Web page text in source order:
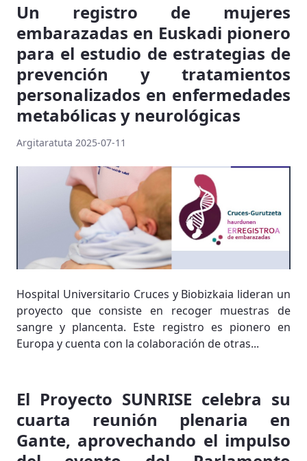
Un registro de mujeres
embarazadas en Euskadi pionero
para el estudio de estrategias de
prevención y tratamientos
personalizados en enfermedades
metabólicas y neurológicas
Argitaratuta 2025-07-11
Hospital Universitario Cruces y Biobizkaia lideran un
proyecto que consiste en recoger muestras de
sangre y plancenta. Este registro es pionero en
Europa y cuenta con la colaboración de otras...
El Proyecto SUNRISE celebra su
cuarta reunión plenaria en
Gante, aprovechando el impulso